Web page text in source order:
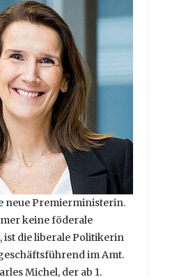
neue Premierministerin.
keine föderale
ist die liberale Politikerin
im Amt.
Michel, der ab 1.